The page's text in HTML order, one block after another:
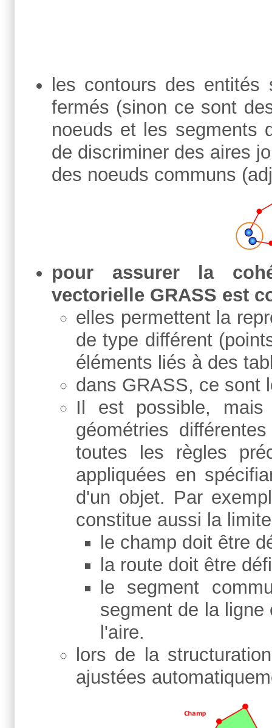
les contours des entités
fermés (sinon ce sont
noeuds et les segments
de discriminer des aires
des noeuds communs
pour assurer la
vectorielle GRASS est
elles permettent la
de type différent
éléments liés à des
dans GRASS, ce sont
Il est possible, mais
géométries
toutes les règles
appliquées en
d'un objet. Par
constitue aussi la
le champ doit être
la route doit être
le segment
segment de la
l'aire.
lors de la
ajustées